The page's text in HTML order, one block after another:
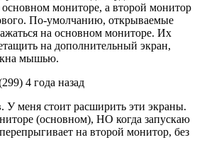
основном мониторе, а второй монитор
По-умолчанию, открываемые
на основном мониторе. Их
на дополнительный экран,
мышью.
4 года назад
У меня стоит расширить эти экраны.
(основном), НО когда запускаю
на второй монитор, без